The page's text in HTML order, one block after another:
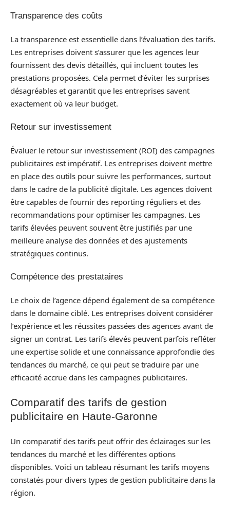
Transparence des coûts
La transparence est essentielle dans l’évaluation des tarifs.
Les entreprises doivent s’assurer que les agences leur
fournissent des devis détaillés, qui incluent toutes les
prestations proposées. Cela permet d’éviter les surprises
désagréables et garantit que les entreprises savent
exactement où va leur budget.
Retour sur investissement
Évaluer le retour sur investissement (ROI) des campagnes
publicitaires est impératif. Les entreprises doivent mettre
en place des outils pour suivre les performances, surtout
dans le cadre de la publicité digitale. Les agences doivent
être capables de fournir des reporting réguliers et des
recommandations pour optimiser les campagnes. Les
tarifs élevées peuvent souvent être justifiés par une
meilleure analyse des données et des ajustements
stratégiques continus.
Compétence des prestataires
Le choix de l’agence dépend également de sa compétence
dans le domaine ciblé. Les entreprises doivent considérer
l’expérience et les réussites passées des agences avant de
signer un contrat. Les tarifs élevés peuvent parfois refléter
une expertise solide et une connaissance approfondie des
tendances du marché, ce qui peut se traduire par une
efficacité accrue dans les campagnes publicitaires.
Comparatif des tarifs de gestion
publicitaire en Haute-Garonne
Un comparatif des tarifs peut offrir des éclairages sur les
tendances du marché et les différentes options
disponibles. Voici un tableau résumant les tarifs moyens
constatés pour divers types de gestion publicitaire dans la
région.